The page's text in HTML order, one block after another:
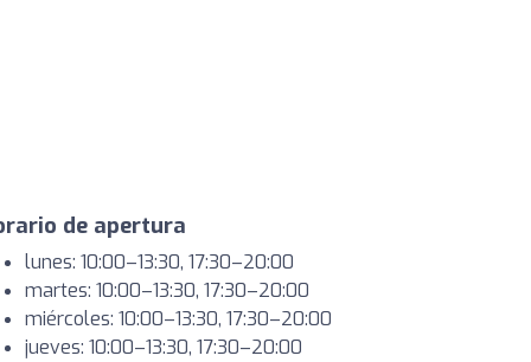
de apertura
lunes: 10:00–13:30, 17:30–20:00
martes: 10:00–13:30, 17:30–20:00
miércoles: 10:00–13:30, 17:30–20:00
jueves: 10:00–13:30, 17:30–20:00